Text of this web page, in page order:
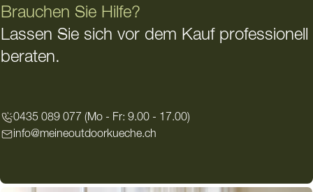
Brauchen Sie Hilfe?
Lassen Sie sich vor dem Kauf professionell
beraten.
0435 089 077 (Mo - Fr: 9.00 - 17.00)
info@meineoutdoorkueche.ch